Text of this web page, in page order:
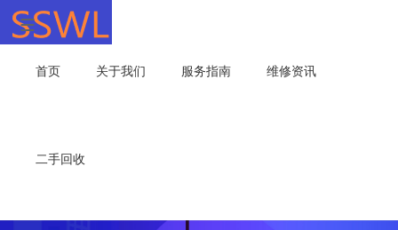
首页 关于我们 服务指南 维修资讯
二手回收